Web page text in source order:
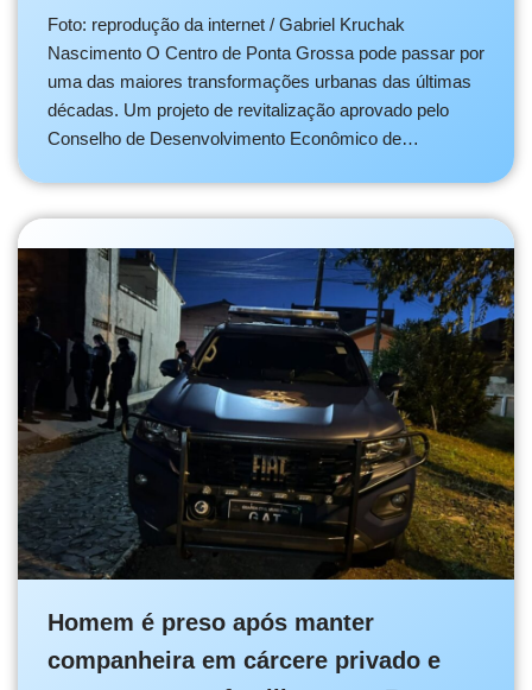
Foto: reprodução da internet / Gabriel Kruchak
Nascimento O Centro de Ponta Grossa pode passar por
uma das maiores transformações urbanas das últimas
décadas. Um projeto de revitalização aprovado pelo
Conselho de Desenvolvimento Econômico de…
Homem é preso após manter
companheira em cárcere privado e